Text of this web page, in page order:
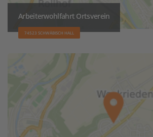
Arbeiterwohlfahrt Ortsverein
74523 SCHWÄBISCH HALL